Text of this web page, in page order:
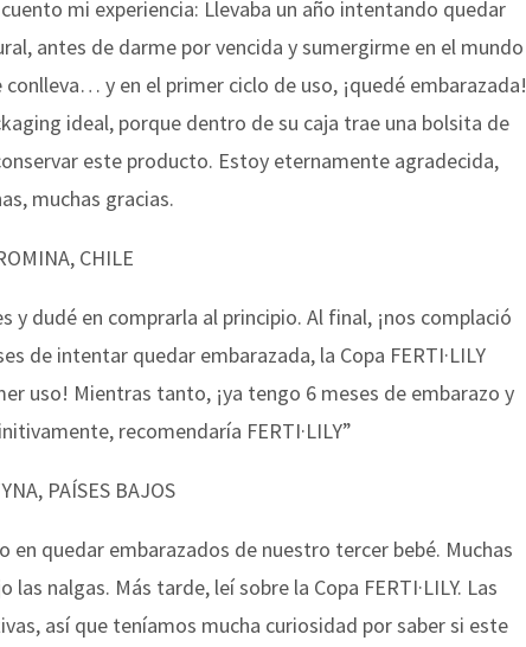
mi experiencia: Llevaba un año intentando quedar
antes de darme por vencida y sumergirme en el mundo
y en el primer ciclo de uso, ¡quedé embarazada!
ideal, porque dentro de su caja trae una bolsita de
este producto. Estoy eternamente agradecida,
muchas gracias.
CHILE
y dudé en comprarla al principio. Al final, ¡nos complació
de intentar quedar embarazada, la Copa FERTI·LILY
uso! Mientras tanto, ¡ya tengo 6 meses de embarazo y
recomendaría FERTI·LILY”
PAÍSES BAJOS
quedar embarazados de nuestro tercer bebé. Muchas
nalgas. Más tarde, leí sobre la Copa FERTI·LILY. Las
así que teníamos mucha curiosidad por saber si este